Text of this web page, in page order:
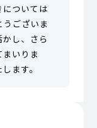
については
ございま
し、さら
いりま
ます。